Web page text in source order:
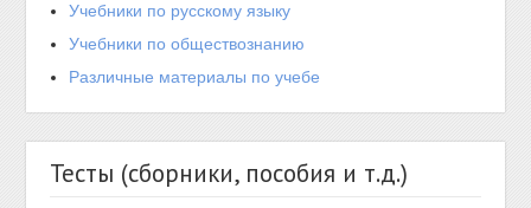
Учебники по русскому языку
Учебники по обществознанию
Различные материалы по учебе
Тесты (сборники, пособия и т.д.)